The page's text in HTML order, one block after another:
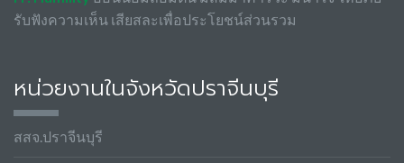
รับฟังความเห็น เสียสละเพื่อประโยชน์ส่วนรวม
หน่วยงานในจังหวัดปราจีนบุรี
สสจ.ปราจีนบุรี